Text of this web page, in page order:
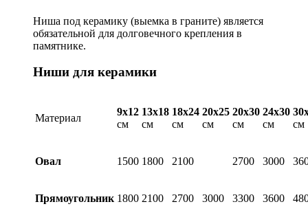
Ниша под керамику (выемка в граните) является
обязательной для долговечного крепления в
памятнике.
Ниши для керамики
Материал
9х12
см
13х18
см
18х24
см
20х25
см
20х30
см
24х30
см
см
Овал 1500 1800 2100 2700 3000
Прямоугольник 1800 2100 2700 3000 3300 3600